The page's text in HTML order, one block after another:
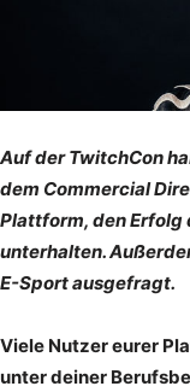
Auf der TwitchCon
dem Commercial
Plattform, den Erfolg
unterhalten.
E-Sport ausgefragt.
Viele Nutzer eurer
unter deiner